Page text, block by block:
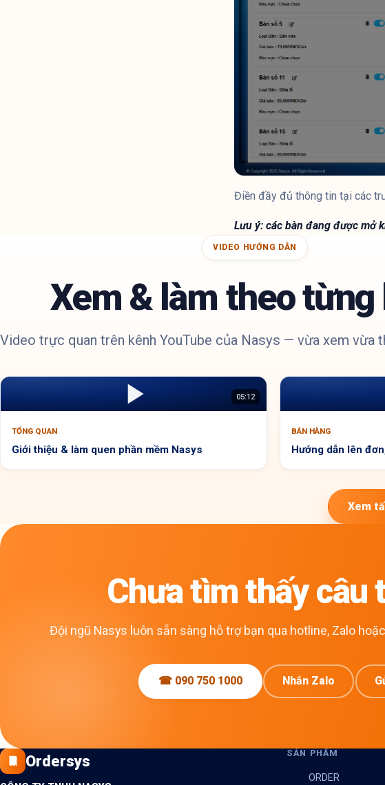
Điền đầy đủ thông tin tại các
Lưu ý: các bàn đang được mở
VIDEO HƯỚNG DẪN
Xem & làm theo từng
Video trực quan trên kênh YouTube của Nasys — vừa xem vừa
05:12
TỔNG QUAN
Giới thiệu & làm quen phần mềm Nasys
BÁN HÀNG
Hướng dẫn lên
Xem
Chưa tìm thấy câu
Đội ngũ Nasys luôn sẵn sàng hỗ trợ bạn qua hotline, Zalo
☎ 090 750 1000 Nhắn Zalo
Ordersys SẢN PHẨM
ORDER